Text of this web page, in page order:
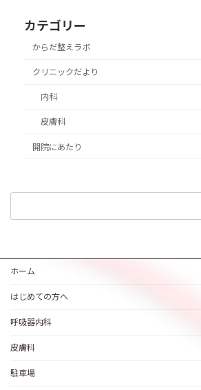
カテゴリー
からだ整えラボ
クリニックだより
内科
皮膚科
開院にあたり
ホーム
はじめての方へ
呼吸器内科
皮膚科
駐車場